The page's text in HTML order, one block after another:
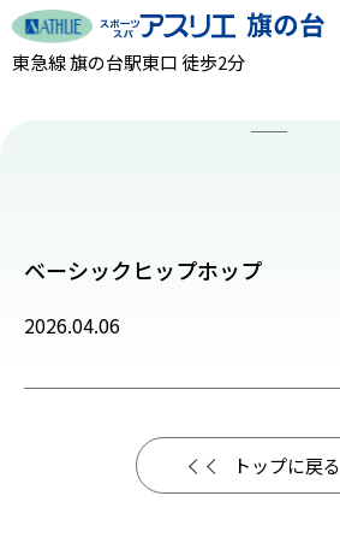
東急線 旗の台駅東口 徒歩2分
ベーシックヒップホップ
2026.04.06
トップに戻る